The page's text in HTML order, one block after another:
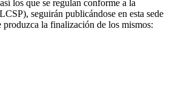
los que se regulan conforme a la
seguirán publicándose en esta sede
produzca la finalización de los mismos: